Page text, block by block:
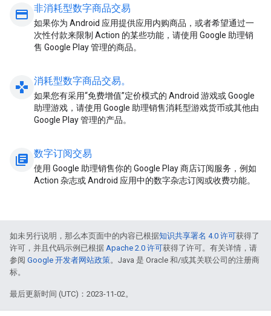
payment 非消耗型数字商品交易
如果你为 Android 应用提供应用内购商品，或者希望通过一
次性付款来限制 Action 的某些功能，请使用 Google 助理销
售 Google Play 管理的商品。
gamepad 消耗型数字商品交易。
如果您有采用“免费增值”定价模式的 Android 游戏或 Google
助理游戏，请使用 Google 助理销售消耗型游戏货币或其他由
Google Play 管理的产品。
library_books 数字订阅交易
使用 Google 助理销售你的 Google Play 商店订阅服务，例如
Action 杂志或 Android 应用中的数字杂志订阅或收费功能。
如未另行说明，那么本页面中的内容已根据知识共享署名 4.0 许可获得了
许可，并且代码示例已根据 Apache 2.0 许可获得了许可。有关详情，请
参阅 Google 开发者网站政策。Java 是 Oracle 和/或其关联公司的注册商
标。
最后更新时间 (UTC)：2023-11-02。